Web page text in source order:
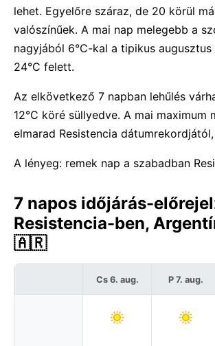
lehet. Egyelőre száraz, de 20 körül
valószínűek. A mai nap melegebb a
nagyjából 6°C-kal a tipikus augusztus
24°C felett.
Az elkövetkező 7 napban lehűlés
12°C köré süllyedve. A mai maximum
elmarad Resistencia
A lényeg: remek nap a szabadban
7 napos időjárás-
Resistencia-ben,
🇦🇷
Cs 6. aug. P 7. aug.